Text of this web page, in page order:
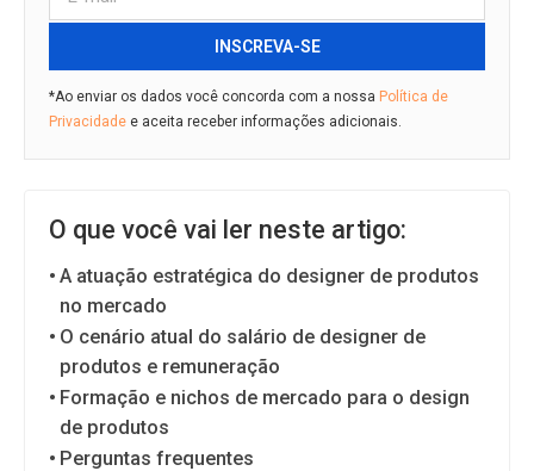
INSCREVA-SE
*Ao enviar os dados você concorda com a nossa Política de
Privacidade e aceita receber informações adicionais.
O que você vai ler neste artigo:
A atuação estratégica do designer de produtos
no mercado
O cenário atual do salário de designer de
produtos e remuneração
Formação e nichos de mercado para o design
de produtos
Perguntas frequentes